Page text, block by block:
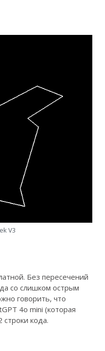
V3
Без пересечений
со слишком острым
говорить, что
4o mini (которая
строки кода.